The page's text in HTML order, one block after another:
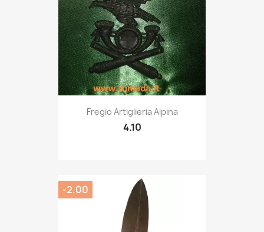
 Quick view
Fregio Artiglieria Alpina
4.10
-2.00